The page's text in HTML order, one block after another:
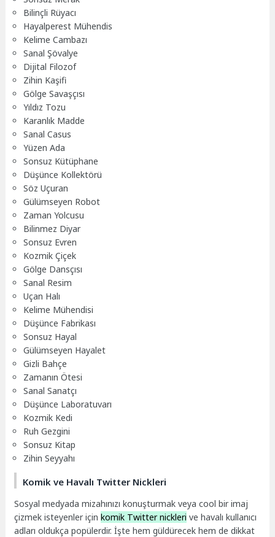
Bilinçli Rüyacı
Hayalperest Mühendis
Kelime Cambazı
Sanal Şövalye
Dijital Filozof
Zihin Kaşifi
Gölge Savaşçısı
Yıldız Tozu
Karanlık Madde
Sanal Casus
Yüzen Ada
Sonsuz Kütüphane
Düşünce Kollektörü
Söz Uçuran
Gülümseyen Robot
Zaman Yolcusu
Bilinmez Diyar
Sonsuz Evren
Kozmik Çiçek
Gölge Dansçısı
Sanal Resim
Uçan Halı
Kelime Mühendisi
Düşünce Fabrikası
Sonsuz Hayal
Gülümseyen Hayalet
Gizli Bahçe
Zamanın Ötesi
Sanal Sanatçı
Düşünce Laboratuvarı
Kozmik Kedi
Ruh Gezgini
Sonsuz Kitap
Zihin Seyyahı
Komik ve Havalı Twitter Nickleri
Sosyal medyada mizahınızı konuşturmak veya cool bir imaj
çizmek isteyenler içinkomik Twitter nickleri ve havalı kullanıcı
adları oldukça popülerdir. İşte hem güldürecek hem de dikkat